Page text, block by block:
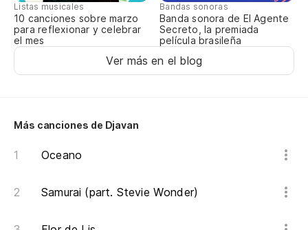
Listas musicales
10 canciones sobre marzo
para reflexionar y celebrar
el mes
Bandas sonoras
Banda sonora de El Agente
Secreto, la premiada
película brasileña
Ver más en el blog
Más canciones de Djavan
Oceano
Samurai (part. Stevie Wonder)